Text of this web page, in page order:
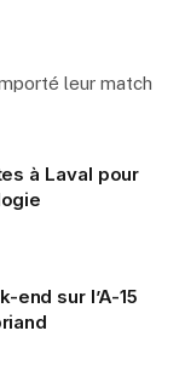
leur match
à Laval pour
end sur l’A-15